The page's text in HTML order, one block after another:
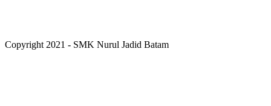
Copyright 2021 - SMK Nurul Jadid Batam